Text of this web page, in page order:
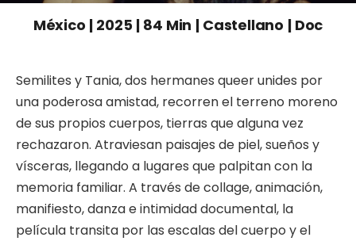
México | 2025 | 84 Min | Castellano | Doc
Semilites y Tania, dos hermanes queer unides por
una poderosa amistad, recorren el terreno moreno
de sus propios cuerpos, tierras que alguna vez
rechazaron. Atraviesan paisajes de piel, sueños y
vísceras, llegando a lugares que palpitan con la
memoria familiar. A través de collage, animación,
manifiesto, danza e intimidad documental, la
película transita por las escalas del cuerpo y el